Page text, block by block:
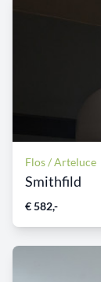
Flos / Arteluce
Smithfild
€ 582,-